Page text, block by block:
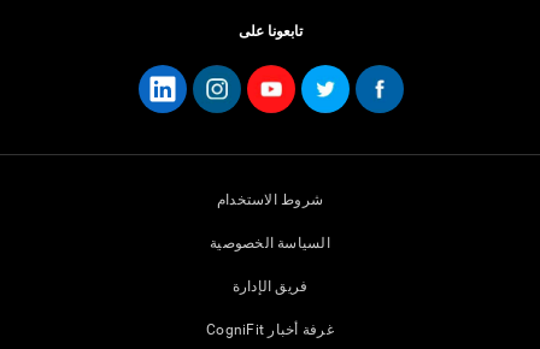
تابعونا على
شروط الاستخدام
السياسة الخصوصية
فريق الإدارة
غرفة أخبار CogniFit